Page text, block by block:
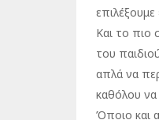
Και το πιο
του
απλά να
καθόλου να
Όποιο και